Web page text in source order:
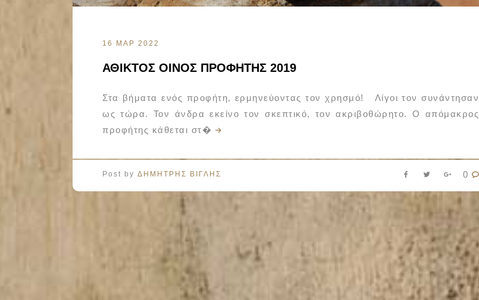
16 ΜΑΡ 2022
ΑΘΙΚΤΟΣ ΟΙΝΟΣ ΠΡΟΦΗΤΗΣ 2019
Στα βήματα ενός προφήτη, ερμηνεύοντας τον χρησμό! Λίγοι τον συνάντησαν
ως τώρα. Τον άνδρα εκείνο τον σκεπτικό, τον ακριβοθώρητο. Ο απόμακρος
προφήτης κάθεται στ�
Post by ΔΗΜΗΤΡΗΣ ΒΙΓΛΗΣ 0